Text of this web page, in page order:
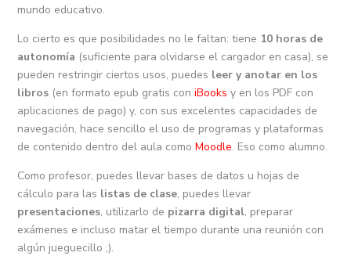
mundo educativo.
Lo cierto es que posibilidades no le faltan: tiene 10 horas de
autonomía (suficiente para olvidarse el cargador en casa), se
pueden restringir ciertos usos, puedes leer y anotar en los
libros(en formato epub gratis con iBooks y en los PDF con
aplicaciones de pago) y, con sus excelentes capacidades de
navegación, hace sencillo el uso de programas y plataformas
de contenido dentro del aula como Moodle. Eso como alumno.
Como profesor, puedes llevar bases de datos u hojas de
cálculo para las listas de clase, puedes llevar
presentaciones, utilizarlo de pizarra digital, preparar
exámenes e incluso matar el tiempo durante una reunión con
algún jueguecillo ;).